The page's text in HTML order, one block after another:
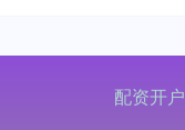
配资开户